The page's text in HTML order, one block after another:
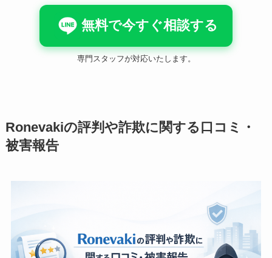
無料で今すぐ相談する
専門スタッフが対応いたします。
Ronevakiの評判や詐欺に関する口コミ・
被害報告